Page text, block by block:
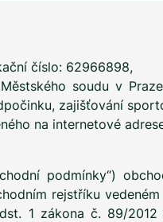
číslo: 62966898,
soudu v
zajišťování
na internetové
podmínky“)
rejstříku
1 zákona č. 89/